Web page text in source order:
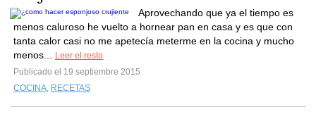
Aprovechando que ya el tiempo es
menos caluroso he vuelto a hornear pan en casa y es que con
tanta calor casi no me apetecía meterme en la cocina y mucho
menos...
Leer el resto
Publicado el 19 septiembre 2015
COCINA, RECETAS